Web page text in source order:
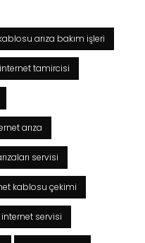
arıza bakım işleri
tamircisi
arıza
servisi
kablosu çekimi
internet servisi